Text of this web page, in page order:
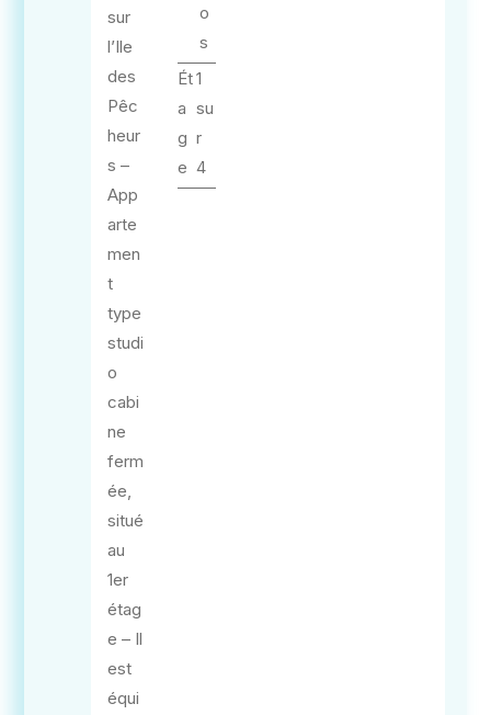
sur
l’Ile
des
Pêc
heur
s –
App
arte
men
t
type
studi
o
cabi
ne
ferm
ée,
situé
au
1er
étag
e – Il
est
équi
o
s
Ét
a
g
e
1
su
r
4